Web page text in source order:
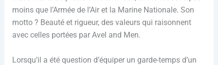
moins que l’Armée de l’Air et la Marine Nationale. Son
motto ? Beauté et rigueur, des valeurs qui raisonnent
avec celles portées par Avel and Men.
Lorsqu’il a été question d’équiper un garde-temps d’un